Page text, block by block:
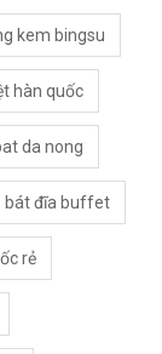
kem bingsu
hàn quốc
da nong
bát đĩa buffet
rẻ